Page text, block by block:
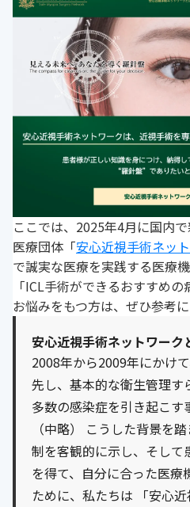
ここでは、2025年4月に国内
医療団体「安心近視手術ネッ
で誠実な医療を実践する医療
「ICL手術ができるおすすめ
お悩みをもつ方は、ぜひ参考
安心近視手術ネットワーク
2008年から2009年にかけ
先し、基本的な衛生管理す
多数の感染症を引き起こす
（中略） こうした背景を
制を客観的に示し、そし
を得て、自分に合った医療
ために、私たちは 「安心近